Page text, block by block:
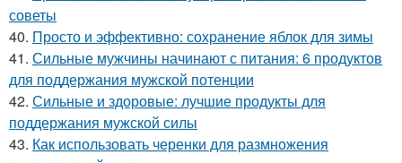
советы
40. Просто и эффективно: сохранение яблок для зимы
41. Сильные мужчины начинают с питания: 6 продуктов
для поддержания мужской потенции
42. Сильные и здоровые: лучшие продукты для
поддержания мужской силы
43. Как использовать черенки для размножения